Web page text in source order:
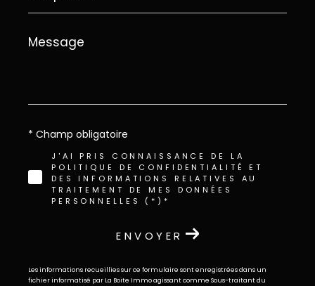
Message
*
J'AI PRIS CONNAISSANCE DE LA
POLITIQUE DE CONFIDENTIALITÉ ET
DES INFORMATIONS RELATIVES AU
TRAITEMENT DE MES DONNÉES
PERSONNELLES (*)*
* Champ obligatoire
ENVOYER
Les informations recueillies sur ce formulaire sont enregistrées dans un
fichier informatisé par La Boite Immo agissant comme Sous-traitant du